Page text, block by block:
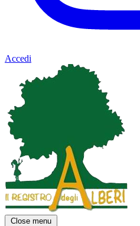
Accedi
Close menu